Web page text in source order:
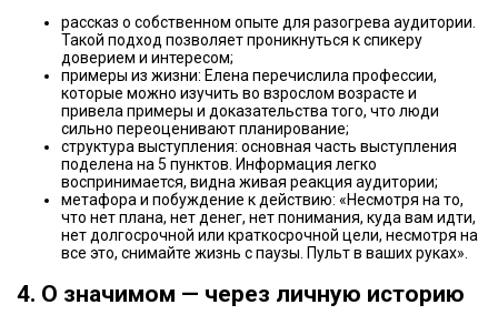
рассказ о собственном опыте для разогрева аудитории.
Такой подход позволяет проникнуться к спикеру
доверием и интересом;
примеры из жизни: Елена перечислила профессии,
которые можно изучить во взрослом возрасте и
привела примеры и доказательства того, что люди
сильно переоценивают планирование;
структура выступления: основная часть выступления
поделена на 5 пунктов. Информация легко
воспринимается, видна живая реакция аудитории;
метафора и побуждение к действию: «Несмотря на то,
что нет плана, нет денег, нет понимания, куда вам идти,
нет долгосрочной или краткосрочной цели, несмотря на
все это, снимайте жизнь с паузы. Пульт в ваших руках».
4. О значимом — через личную историю